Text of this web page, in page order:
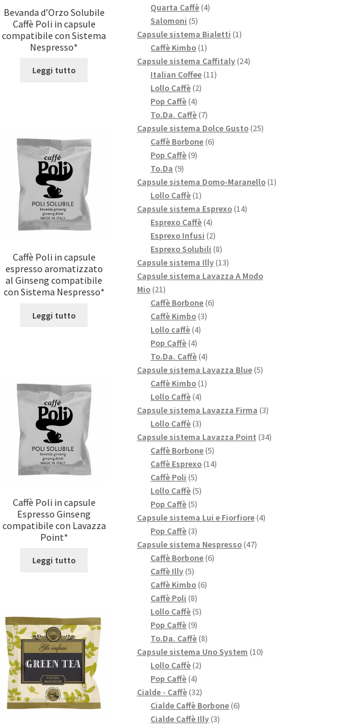
Bevanda d’Orzo Solubile
Caffè Poli in capsule
compatibile con Sistema
Nespresso*
Leggi tutto
Caffè Poli in capsule
espresso aromatizzato
al Ginseng compatibile
con Sistema Nespresso*
Leggi tutto
Caffè Poli in capsule
Espresso Ginseng
compatibile con Lavazza
Point*
Leggi tutto
prodotti
Quarta Caffè 44
Salomoni 55
prodotti
Capsule sistema Bialetti 11
Caffè Kimbo 11
prodotto
Capsule sistema Caffitaly 2424
Italian Coffee 1111
Lollo Caffè 22
Pop Caffè 44
prodotti
To.Da. Caffè 77
prodotti
Capsule sistema Dolce Gusto 2525
Caffè Borbone 66
Pop Caffè 99
To.Da 99
prodotti
Capsule sistema Domo-Maranello 11
Lollo Caffè 11
prodotto
Capsule sistema Esprexo 1414
Esprexo Caffè 44
prodotti
Esprexo Infusi 22
prodotti
Esprexo Solubili 88
prodotti
Capsule sistema Illy 1313
prodotti
Capsule sistema Lavazza A Modo
Mio 2121
prodotti
Caffè Borbone 66
Caffè Kimbo 33
Lollo caffè 44
Pop Caffè 44
prodotti
To.Da. Caffè 44
prodotti
Capsule sistema Lavazza Blue 55
Caffè Kimbo 11
Lollo Caffè 44
prodotti
Capsule sistema Lavazza Firma 33
Lollo Caffè 33
prodotti
Capsule sistema Lavazza Point 3434
Caffè Borbone 55
prodotti
Caffè Esprexo 1414
Caffè Poli 55
prodotti
Lollo Caffè 55
Pop Caffè 55
prodotti
Capsule sistema Lui e Fiorfiore 44
Pop Caffè 33
prodotti
Capsule sistema Nespresso 4747
Caffè Borbone 66
Caffè Illy 55
prodotti
Caffè Kimbo 66
Caffè Poli 88
prodotti
Lollo Caffè 55
Pop Caffè 99
prodotti
To.Da. Caffè 88
prodotti
Capsule sistema Uno System 1010
Lollo Caffè 22
Pop Caffè 44
prodotti
Cialde - Caffè 3232
prodotti
Cialde Caffè Borbone 66
Cialde Caffè Illy 33